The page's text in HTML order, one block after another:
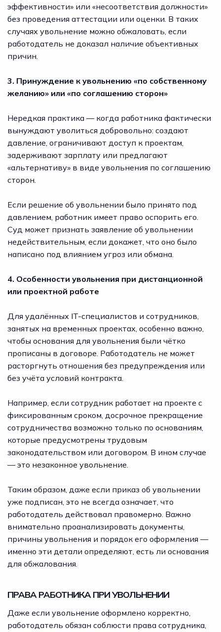
эффективности» или «несоответствия должности»
без проведения аттестации или оценки. В таких
случаях увольнение можно обжаловать, если
работодатель не доказал наличие объективных
причин.
3. Принуждение к увольнению «по собственному
желанию» или «по соглашению сторон»
Нередкая практика — когда работника фактически
вынуждают уволиться добровольно: создают
давление, ограничивают доступ к проектам,
задерживают зарплату или предлагают
«альтернативу» в виде увольнения по соглашению
сторон.
Если решение об увольнении было принято под
давлением, работник имеет право оспорить его.
Суд может признать заявление об увольнении
недействительным, если докажет, что оно было
написано под влиянием угроз или обмана.
4. Особенности увольнения при дистанционной
или проектной работе
Для удалённых IT-специалистов и сотрудников,
занятых на временных проектах, особенно важно,
чтобы основания для увольнения были чётко
прописаны в договоре. Работодатель не может
расторгнуть отношения без предупреждения или
без учёта условий контракта.
Например, если сотрудник работает на проекте с
фиксированным сроком, досрочное прекращение
сотрудничества возможно только по основаниям,
которые предусмотрены трудовым
законодательством или договором. В ином случае
— это незаконное увольнение.
Таким образом, даже если приказ об увольнении
уже подписан, это не всегда означает, что
работодатель действовал правомерно. Важно
внимательно проанализировать документы,
причины увольнения и порядок его оформления —
именно эти детали определяют, есть ли основания
для обжалования.
ПРАВА РАБОТНИКА ПРИ УВОЛЬНЕНИИ
Даже если увольнение оформлено корректно,
работодатель обязан соблюсти права сотрудника,